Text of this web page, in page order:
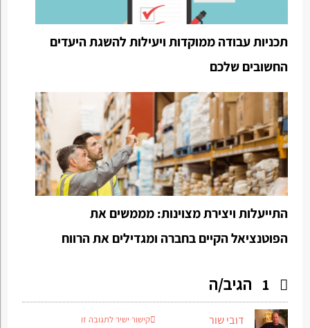
תכניות עבודה ממוקדות ויעילות להשגת היעדים
החשובים שלכם
התייעלות ויצירת מצוינות: מממשים את
הפוטנציאל הקיים בחברה ומגדילים את הרווח
1 הגיב/ה
דובי שור
קישור ישיר לתגובה זו